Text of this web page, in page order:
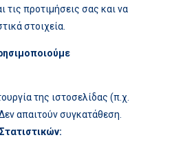
τις προτιμήσεις σας και να
στοιχεία.
της ιστοσελίδας (π.χ.
απαιτούν συγκατάθεση.